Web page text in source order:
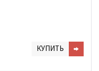
КУПИТЬ